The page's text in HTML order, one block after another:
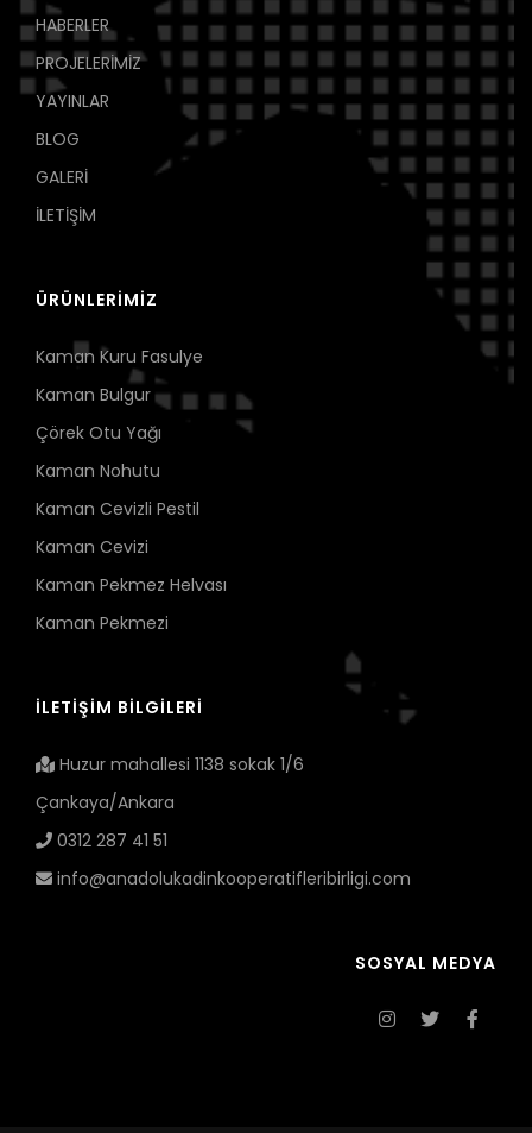
HABERLER
PROJELERİMİZ
YAYINLAR
BLOG
GALERİ
İLETİŞİM
ÜRÜNLERİMİZ
Kaman Kuru Fasulye
Kaman Bulgur
Çörek Otu Yağı
Kaman Nohutu
Kaman Cevizli Pestil
Kaman Cevizi
Kaman Pekmez Helvası
Kaman Pekmezi
İLETİŞİM BİLGİLERİ
Huzur mahallesi 1138 sokak 1/6
Çankaya/Ankara
0312 287 41 51
info@anadolukadinkooperatifleribirligi.com
SOSYAL MEDYA